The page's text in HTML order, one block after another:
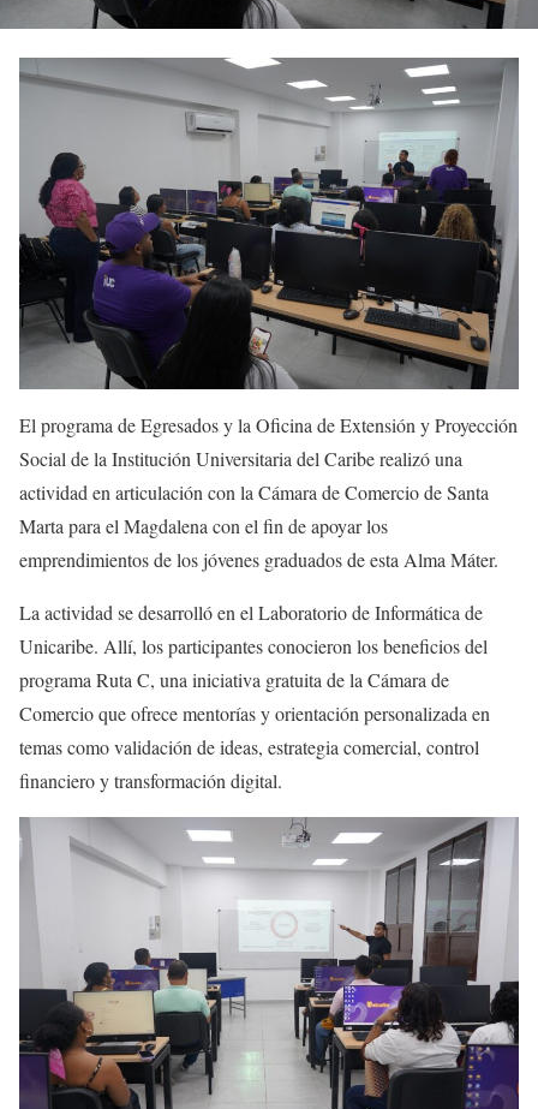
El programa de Egresados y la Oficina de Extensión y Proyección
Social de la Institución Universitaria del Caribe realizó una
actividad en articulación con la Cámara de Comercio de Santa
Marta para el Magdalena con el fin de apoyar los
emprendimientos de los jóvenes graduados de esta Alma Máter.
La actividad se desarrolló en el Laboratorio de Informática de
Unicaribe. Allí, los participantes conocieron los beneficios del
programa Ruta C, una iniciativa gratuita de la Cámara de
Comercio que ofrece mentorías y orientación personalizada en
temas como validación de ideas, estrategia comercial, control
financiero y transformación digital.